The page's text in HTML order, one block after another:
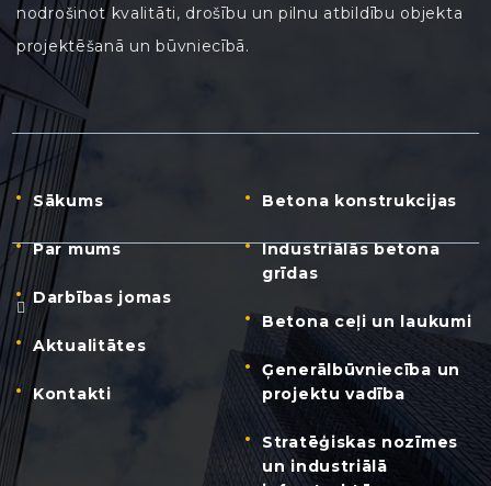
nodrošinot kvalitāti, drošību un pilnu atbildību objekta
projektēšanā un būvniecībā.
Sākums
Par mums
Darbības jomas
Aktualitātes
Kontakti
Betona konstrukcijas
Industriālās betona
grīdas
Betona ceļi un laukumi
Ģenerālbūvniecība un
projektu vadība
Stratēģiskas nozīmes
un industriālā